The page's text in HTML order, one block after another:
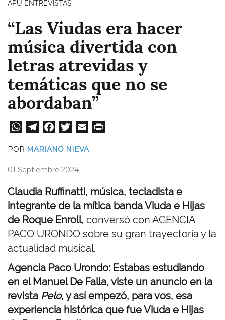
APU ENTREVISTAS
“Las Viudas era hacer
música divertida con
letras atrevidas y
temáticas que no se
abordaban”
W
A
pp
Te
a
m
Fa
ok er
POR MARIANO NIEVA
01 Septiembre 2024
Claudia Ruffinatti, música, tecladista e
integrante de la mítica banda Viuda e Hijas
de Roque Enroll, conversó con AGENCIA
PACO URONDO sobre su gran trayectoria y la
actualidad musical.
Agencia Paco Urondo: Estabas estudiando
en el Manuel De Falla, viste un anuncio en la
revista Pelo, y así empezó, para vos, esa
experiencia histórica que fue Viuda e Hijas